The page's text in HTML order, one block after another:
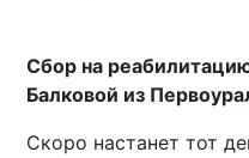
Сбор на
Балковой из
Скоро настанет тот